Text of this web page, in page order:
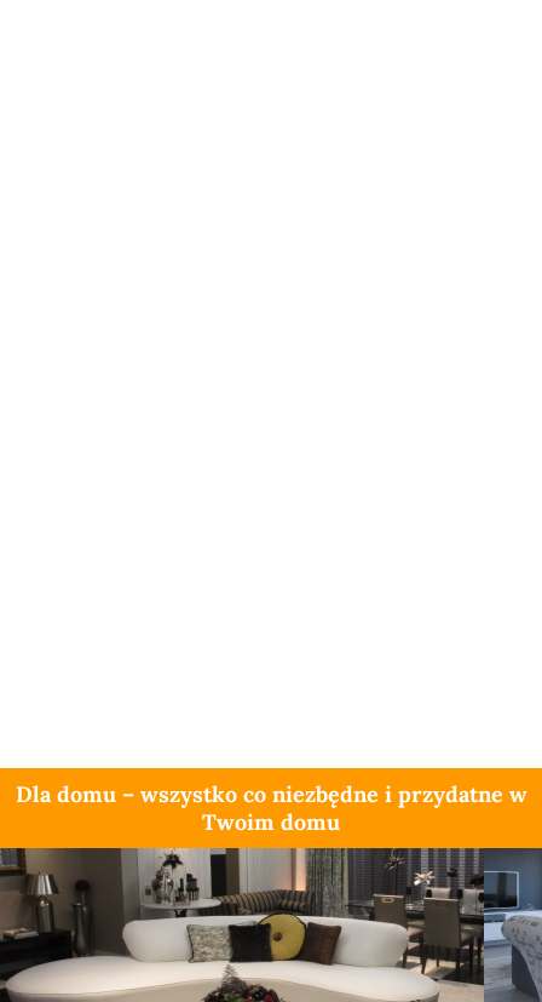
Dla domu – wszystko co niezbędne i przydatne w
Twoim domu